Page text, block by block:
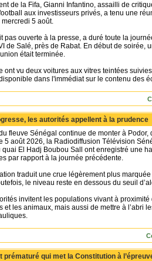
de la Fifa, Gianni Infantino, assailli de
aux investisseurs privés, a tenu une
5 août.
pas ouverte à la presse, a duré toute la
de Salé, près de Rabat. En début de soirée,
était terminée.
ont vu deux voitures aux vitres teintées
dans l'immédiat sur le contenu des
les autorités appellent à la prudence
fleuve Sénégal continue de monter à
5 août 2026, la Radiodiffusion Télévision
El Hadj Boubou Sall ont enregistré une
par rapport à la journée précédente.
traduit une crue légèrement plus
le niveau reste en dessous du seuil
invitent les populations vivant à
les animaux, mais aussi de mettre à l’abri
prématuré qui met la Constitution à